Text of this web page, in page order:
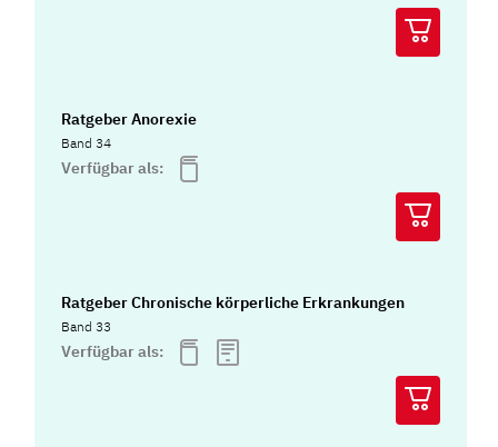
Ratgeber Anorexie
Band 34
Verfügbar als:
Ratgeber Chronische körperliche Erkrankungen
Band 33
Verfügbar als: